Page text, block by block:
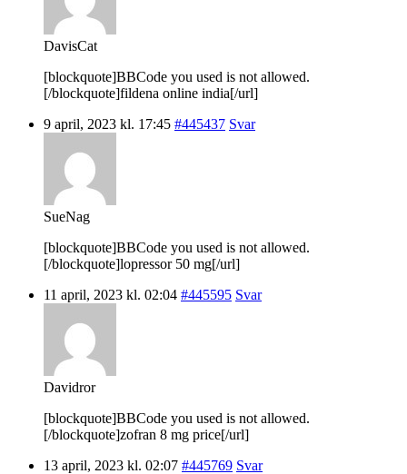
DavisCat
[blockquote]BBCode you used is not allowed.
[/blockquote]fildena online india[/url]
9 april, 2023 kl. 17:45 #445437 Svar
SueNag
[blockquote]BBCode you used is not allowed.
[/blockquote]lopressor 50 mg[/url]
11 april, 2023 kl. 02:04 #445595 Svar
Davidror
[blockquote]BBCode you used is not allowed.
[/blockquote]zofran 8 mg price[/url]
13 april, 2023 kl. 02:07 #445769 Svar